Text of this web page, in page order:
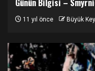
11 yıl önce Büyük